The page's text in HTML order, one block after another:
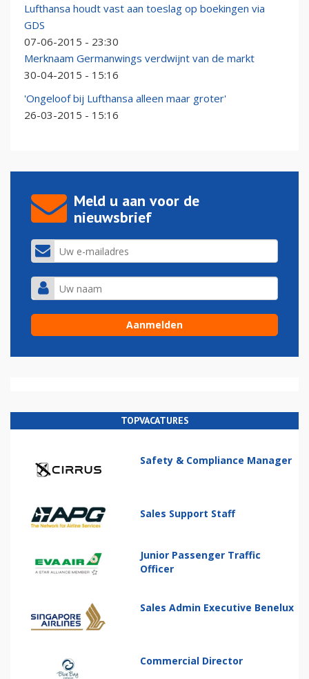
Lufthansa houdt vast aan toeslag op boekingen via
GDS
07-06-2015 - 23:30
Merknaam Germanwings verdwijnt van de markt
30-04-2015 - 15:16
'Ongeloof bij Lufthansa alleen maar groter'
26-03-2015 - 15:16
Meld u aan voor de
nieuwsbrief
TOPVACATURES
Safety & Compliance Manager
Sales Support Staff
Junior Passenger Traffic
Officer
Sales Admin Executive Benelux
Commercial Director